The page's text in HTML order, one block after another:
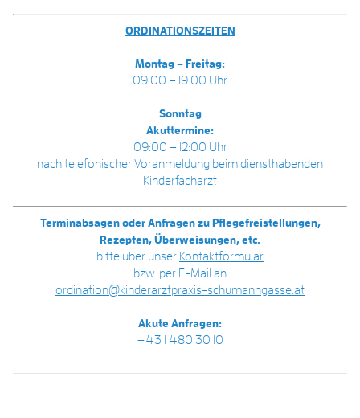
ORDINATIONSZEITEN
Montag – Freitag:
09:00 – 19:00 Uhr
Sonntag
Akuttermine:
09:00 – 12:00 Uhr
nach telefonischer Voranmeldung beim diensthabenden
Kinderfacharzt
Terminabsagen oder Anfragen zu Pflegefreistellungen,
Rezepten, Überweisungen, etc.
bitte über unser Kontaktformular
bzw. per E-Mail an
ordination@kinderarztpraxis-schumanngasse.at
Akute Anfragen:
+43 1 480 30 10